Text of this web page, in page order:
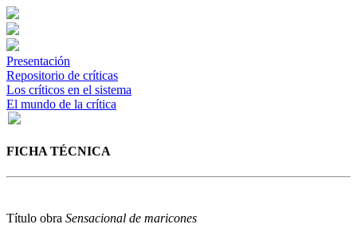
Presentación
Repositorio de críticas
Los críticos en el sistema
El mundo de la crítica
FICHA TÉCNICA
Título obra Sensacional de maricones